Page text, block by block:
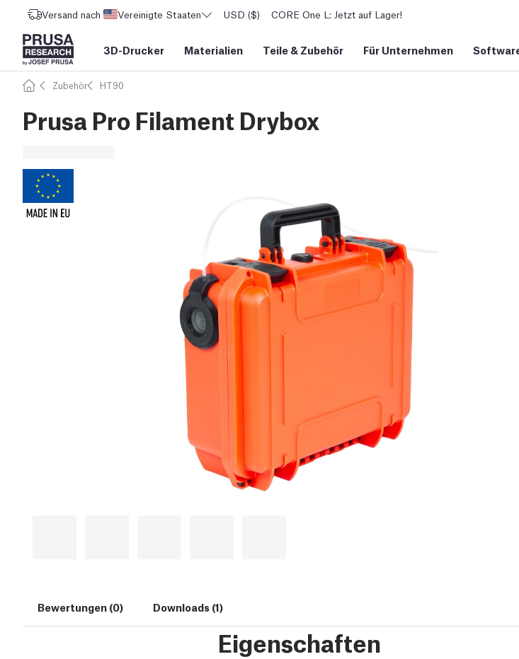
Versand nach Vereinigte Staaten USD ($) CORE One L: Jetzt auf Lager!
3D-Drucker Materialien Teile & Zubehör Für Unternehmen
Zubehör HT90
Prusa Pro Filament Drybox
Bewertungen (0) Downloads (1)
Eigenschaften